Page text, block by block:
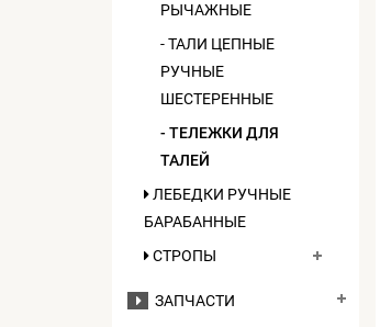
РЫЧАЖНЫЕ
- ТАЛИ ЦЕПНЫЕ
РУЧНЫЕ
ШЕСТЕРЕННЫЕ
- ТЕЛЕЖКИ ДЛЯ
ТАЛЕЙ
ЛЕБЕДКИ РУЧНЫЕ
БАРАБАННЫЕ
СТРОПЫ
ЗАПЧАСТИ